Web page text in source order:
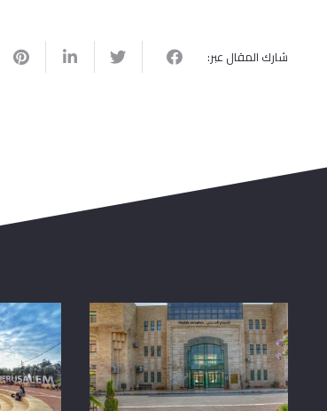
شارك المقال عبر: